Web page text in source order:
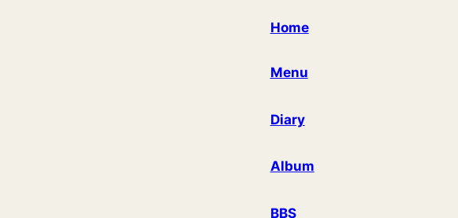
Home
Menu
Diary
Album
BBS